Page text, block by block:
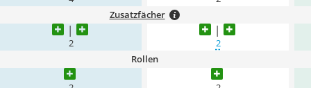
Zusatzfächer
2 2
Rollen